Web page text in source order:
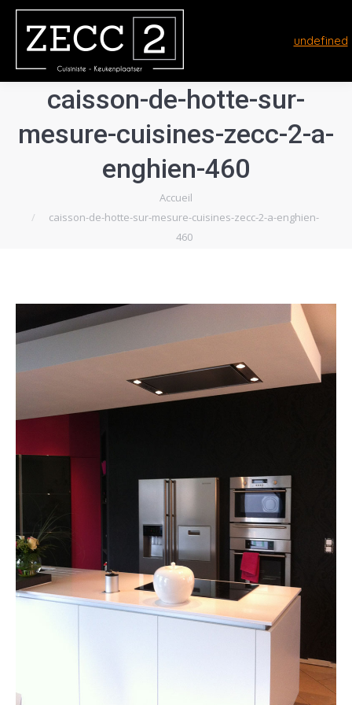
undefined
caisson-de-hotte-sur-
mesure-cuisines-zecc-2-a-
enghien-460
Accueil
caisson-de-hotte-sur-mesure-cuisines-zecc-2-a-enghien-
460